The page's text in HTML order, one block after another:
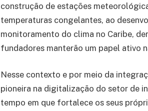
construção de estações
temperaturas congelantes, ao
monitoramento do clima no Caribe,
fundadores manterão um papel ativo
Nesse contexto e por meio da
pioneira na digitalização do setor de
tempo em que fortalece os seus